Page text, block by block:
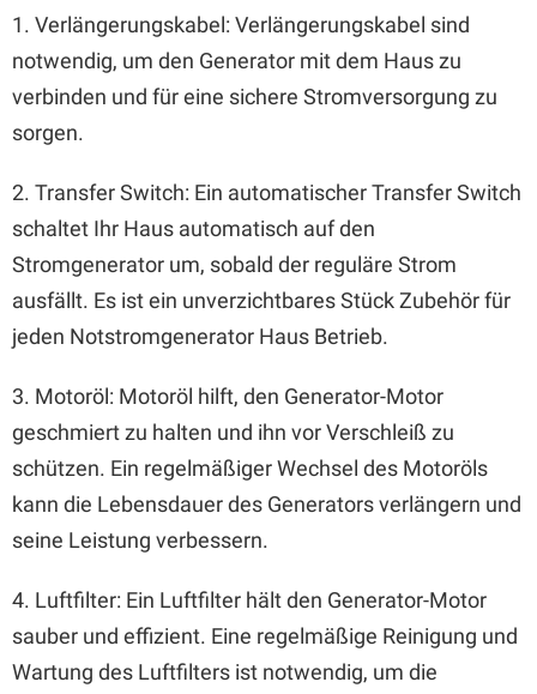
1. Verlängerungskabel: Verlängerungskabel sind
notwendig, um den Generator mit dem Haus zu
verbinden und für eine sichere Stromversorgung zu
sorgen.
2. Transfer Switch: Ein automatischer Transfer Switch
schaltet Ihr Haus automatisch auf den
Stromgenerator um, sobald der reguläre Strom
ausfällt. Es ist ein unverzichtbares Stück Zubehör für
jeden Notstromgenerator Haus Betrieb.
3. Motoröl: Motoröl hilft, den Generator-Motor
geschmiert zu halten und ihn vor Verschleiß zu
schützen. Ein regelmäßiger Wechsel des Motoröls
kann die Lebensdauer des Generators verlängern und
seine Leistung verbessern.
4. Luftfilter: Ein Luftfilter hält den Generator-Motor
sauber und effizient. Eine regelmäßige Reinigung und
Wartung des Luftfilters ist notwendig, um die